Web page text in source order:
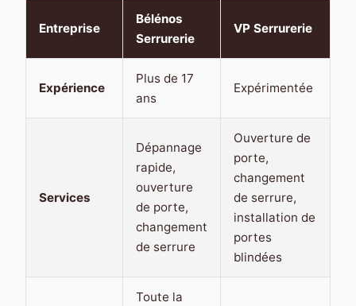
Entreprise
Bélénos
Serrurerie
VP Serrurerie
Expérience
Plus de 17
ans
Expérimentée
Services
Dépannage
rapide,
ouverture
de porte,
changement
de serrure
Ouverture de
porte,
changement
de serrure,
installation de
portes
blindées
Toute la